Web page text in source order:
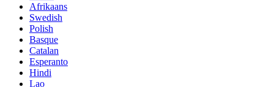
Afrikaans
Swedish
Polish
Basque
Catalan
Esperanto
Hindi
Lao